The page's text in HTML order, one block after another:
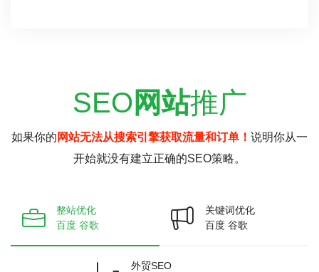
SEO 网站推广
如果你的 网站无法从搜索引擎获取流量和订单！ 说明你从一
开始就没有建立正确的SEO策略。
整站优化
百度 谷歌
关键词优化
百度 谷歌
外贸SEO